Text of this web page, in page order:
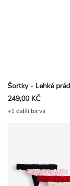
249,00 KČ
+1 další barva